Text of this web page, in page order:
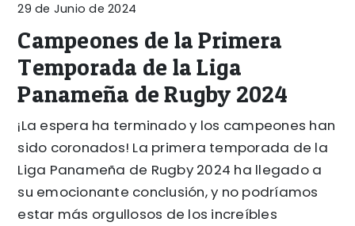
29 de Junio de 2024
Campeones de la Primera
Temporada de la Liga
Panameña de Rugby 2024
¡La espera ha terminado y los campeones han
sido coronados! La primera temporada de la
Liga Panameña de Rugby 2024 ha llegado a
su emocionante conclusión, y no podríamos
estar más orgullosos de los increíbles